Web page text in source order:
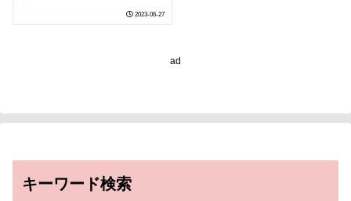
mechanism of cancer
2023-06-27
ad
キーワード検索